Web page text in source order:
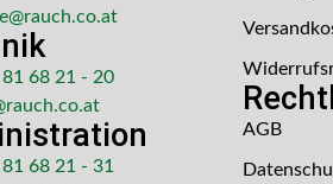
68 21 - 20
68 21 - 31
AGB